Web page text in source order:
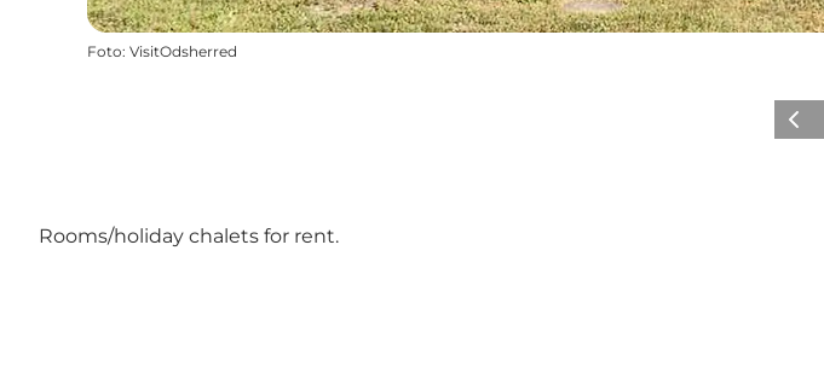
Foto: VisitOdsherred
Vorige
Rooms/holiday chalets for rent.